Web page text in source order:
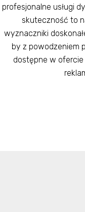
profesjonalne usługi
skuteczność to
wyznaczniki
by z powodzeniem
dostępne w